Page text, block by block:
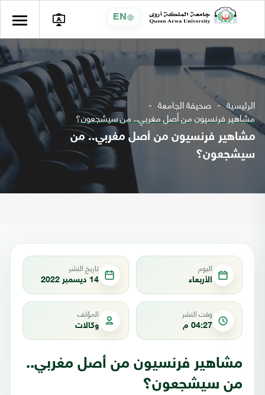
EN
الرئيسية صحيفة الجامعة
مشاهير فرنسيون من أصل مغربي.. من سيشجعون؟
مشاهير فرنسيون من أصل مغربي.. من
سيشجعون؟
اليوم
الأربعاء
تاريخ النشر
14 ديسمبر 2022
وقت النشر
04:27 م
المؤلف
وكالات
مشاهير فرنسيون من أصل مغربي..
من سيشجعون؟